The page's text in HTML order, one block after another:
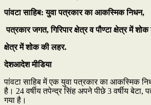
पांवटा साहिब: युवा पत्रकार का आकस्मिक निधन,
पत्रकार जगत, गिरिपार क्षेत्र व पौण्टा क्षेत्र में
क्षेत्र में शोक की लहर.
देशआदेश मीडिया
पांवटा साहिब में एक युवा पत्रकार का आकस्मिक
है। 24 वर्षीय तपेन्द्र सिंह अपने पीछे 3 वर्षीय बेटा,
गया है।